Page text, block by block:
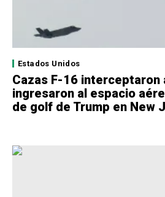
Estados Unidos
Cazas F-16 interceptaron
ingresaron al espacio
de golf de Trump en New